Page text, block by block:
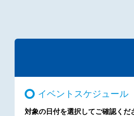
イベントスケジュール
対象の日付を選択してご確認くだ